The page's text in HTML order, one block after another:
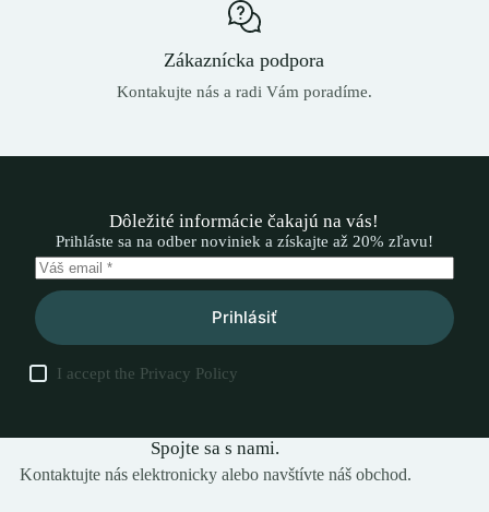
Zákaznícka podpora
Kontakujte nás a radi Vám poradíme.
Dôležité informácie čakajú na vás!
Prihláste sa na odber noviniek a získajte až 20% zľavu!
Prihlásiť
I accept the Privacy Policy
Spojte sa s nami.
Kontaktujte nás elektronicky alebo navštívte náš obchod.